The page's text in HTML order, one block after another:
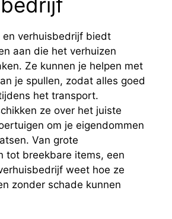
en verhuisbedrijf biedt
aan die het verhuizen
Ze kunnen je helpen met
je spullen, zodat alles goed
het transport.
ze over het juiste
om je eigendommen
Van grote
tot breekbare items, een
weet hoe ze
zonder schade kunnen